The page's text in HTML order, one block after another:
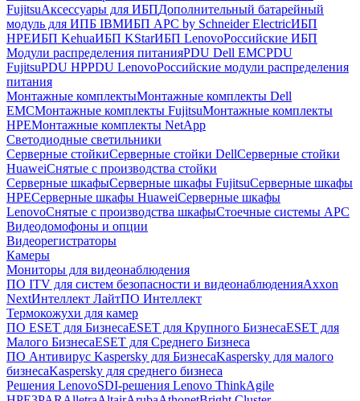
FujitsuАксессуары для ИБПДополнительный батарейный
модуль для ИПБ IBMИБП APC by Schneider ElectricИБП
HPEИБП KehuaИБП KStarИБП LenovoРоссийские ИБП
Модули распределения питанияPDU Dell EMCPDU
FujitsuPDU HPPDU LenovoРоссийские модули распределения
питания
Монтажные комплектыМонтажные комплекты Dell
EMCМонтажные комплекты FujitsuМонтажные комплекты
HPEМонтажные комплекты NetApp
Светодиодные светильники
Серверные стойкиСерверные стойки DellСерверные стойки
HuaweiСнятые с производства стойки
Серверные шкафыСерверные шкафы FujitsuСерверные шкафы
HPEСерверные шкафы HuaweiСерверные шкафы
LenovoСнятые с производства шкафыСтоечные системы APC
Видеодомофоны и опции
Видеорегистраторы
Камеры
Мониторы для видеонаблюдения
ПО ITV для систем безопасности и видеонаблюденияAxxon
NextИнтеллект ЛайтПО Интеллект
Термокожухи для камер
ПО ESET для БизнесаESET для Крупного БизнесаESET для
Малого БизнесаESET для Среднего Бизнеса
ПО Антивирус Kaspersky для БизнесаKaspersky для малого
бизнесаKaspersky для среднего бизнеса
Решения LenovoSDI-решения Lenovo ThinkAgile